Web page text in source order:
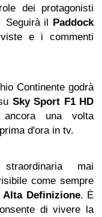
dei protagonisti
il Paddock
e i commenti
Continente godrà
Sky Sport F1 HD
una volta
d'ora in tv.
mai
come sempre
Alta Definizione. È
di vivere la